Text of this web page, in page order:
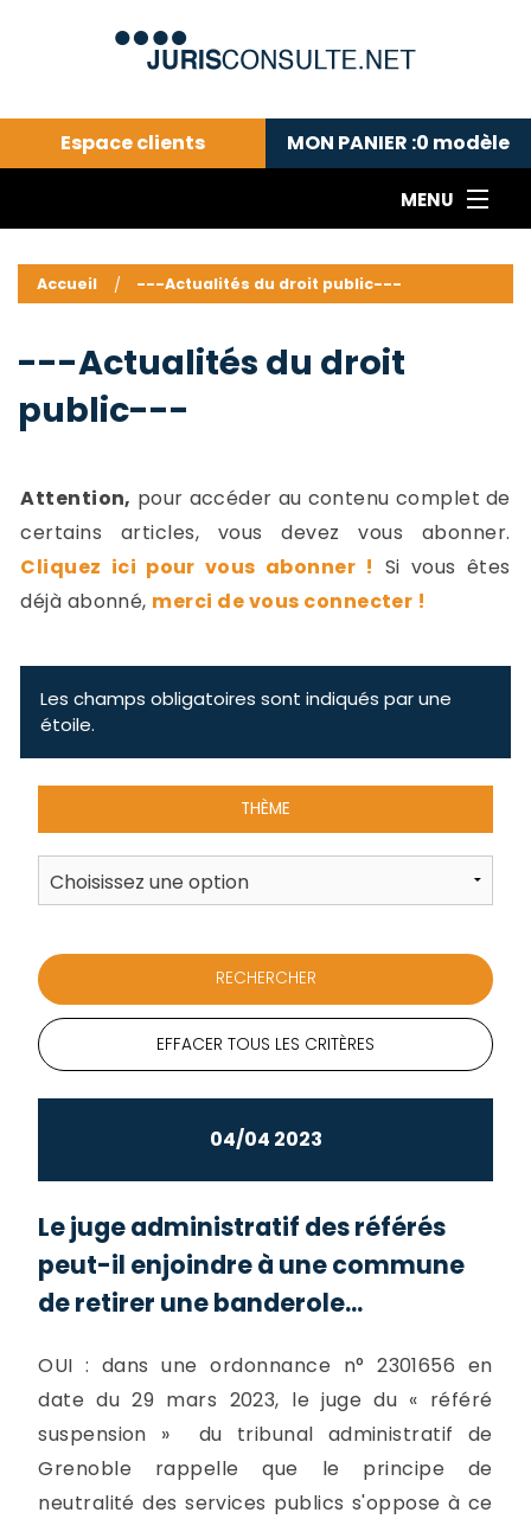
Espace clients MON PANIER :0 modèle
MENU
---Actualités du droit public---
Droit pénal---
Droit privé ---
Abonnement aux actualités
Accueil ---Actualités du droit public---
---Actualités du droit
public---
Attention, pour accéder au contenu complet de
certains articles, vous devez vous abonner.
Cliquez ici pour vous abonner ! Si vous êtes
déjà abonné, merci de vous connecter !
Les champs obligatoires sont indiqués par une
étoile.
THÈME
EFFACER TOUS LES CRITÈRES
04/04 2023
Le juge administratif des référés
peut-il enjoindre à une commune
de retirer une banderole...
OUI : dans une ordonnance n° 2301656 en
date du 29 mars 2023, le juge du « référé
suspension » du tribunal administratif de
Grenoble rappelle que le principe de
neutralité des services publics s'oppose à ce